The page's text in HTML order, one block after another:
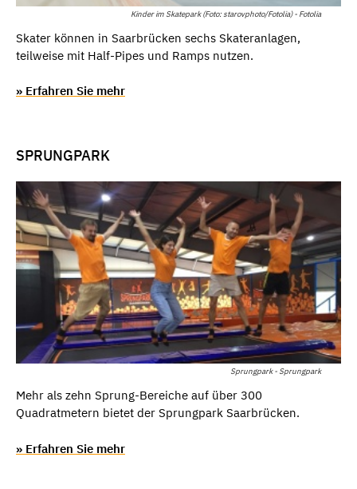
Kinder im Skatepark (Foto: starovphoto/Fotolia) - Fotolia
Skater können in Saarbrücken sechs Skateranlagen,
teilweise mit Half-Pipes und Ramps nutzen.
» Erfahren Sie mehr
SPRUNGPARK
Sprungpark - Sprungpark
Mehr als zehn Sprung-Bereiche auf über 300
Quadratmetern bietet der Sprungpark Saarbrücken.
» Erfahren Sie mehr